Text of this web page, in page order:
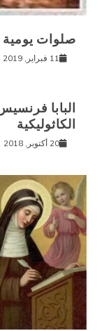
صلوات يومية
11 فبراير, 2019
الكاثوليكية
20 أكتوبر, 2018